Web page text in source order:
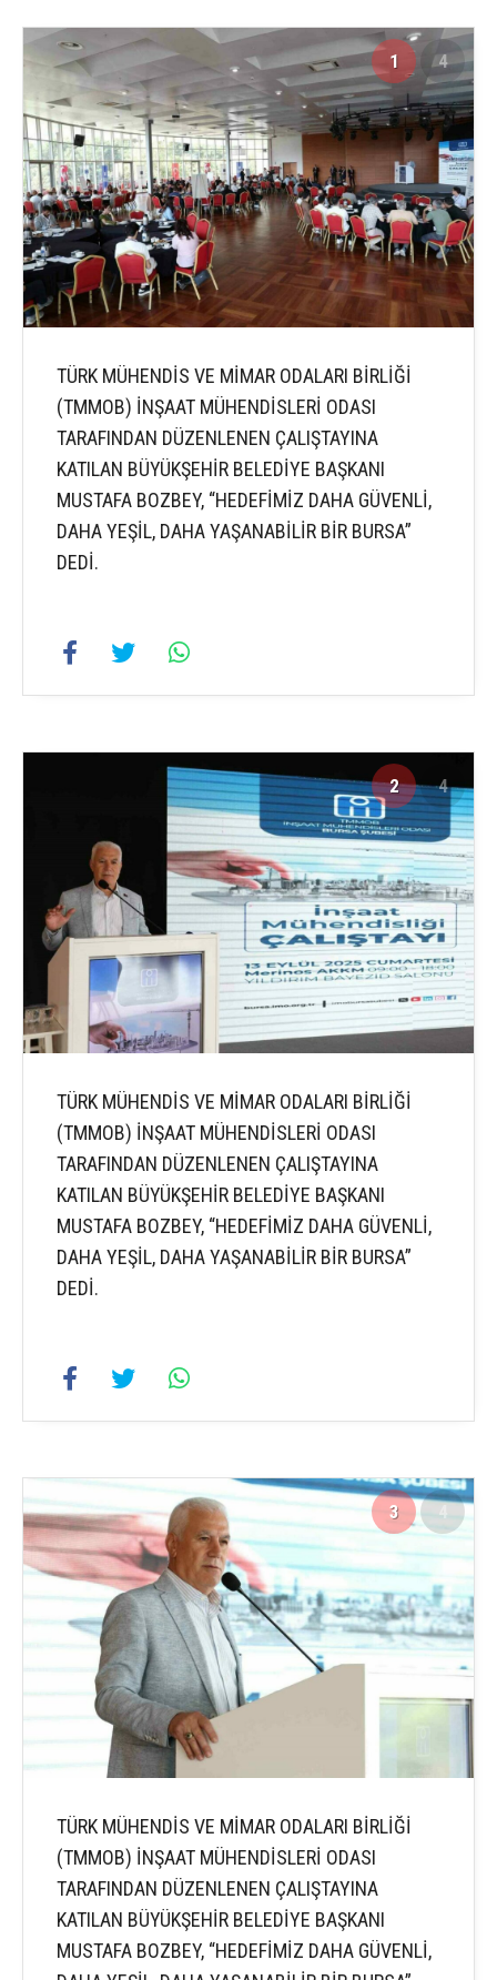
1 4
TÜRK MÜHENDİS VE MİMAR ODALARI BİRLİĞİ
(TMMOB) İNŞAAT MÜHENDİSLERİ ODASI
TARAFINDAN DÜZENLENEN ÇALIŞTAYINA
KATILAN BÜYÜKŞEHİR BELEDİYE BAŞKANI
MUSTAFA BOZBEY, “HEDEFİMİZ DAHA GÜVENLİ,
DAHA YEŞİL, DAHA YAŞANABİLİR BİR BURSA”
DEDİ.
2 4
TÜRK MÜHENDİS VE MİMAR ODALARI BİRLİĞİ
(TMMOB) İNŞAAT MÜHENDİSLERİ ODASI
TARAFINDAN DÜZENLENEN ÇALIŞTAYINA
KATILAN BÜYÜKŞEHİR BELEDİYE BAŞKANI
MUSTAFA BOZBEY, “HEDEFİMİZ DAHA GÜVENLİ,
DAHA YEŞİL, DAHA YAŞANABİLİR BİR BURSA”
DEDİ.
3 4
TÜRK MÜHENDİS VE MİMAR ODALARI BİRLİĞİ
(TMMOB) İNŞAAT MÜHENDİSLERİ ODASI
TARAFINDAN DÜZENLENEN ÇALIŞTAYINA
KATILAN BÜYÜKŞEHİR BELEDİYE BAŞKANI
MUSTAFA BOZBEY, “HEDEFİMİZ DAHA GÜVENLİ,